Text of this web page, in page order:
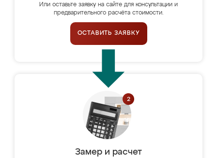
Или оставьте заявку на сайте для консультации и
предварительного расчёта стоимости.
ОСТАВИТЬ ЗАЯВКУ
Замер и расчет